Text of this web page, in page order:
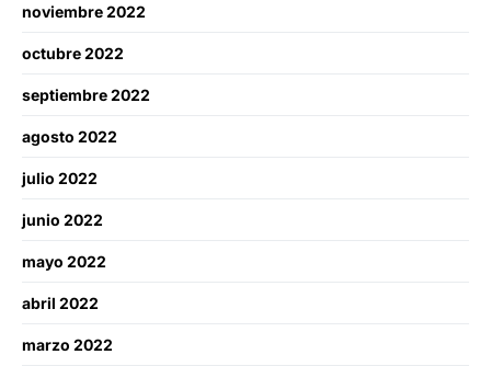
noviembre 2022
octubre 2022
septiembre 2022
agosto 2022
julio 2022
junio 2022
mayo 2022
abril 2022
marzo 2022